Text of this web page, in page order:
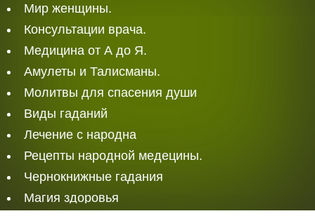
Мир женщины.
Консультации врача.
Медицина от А до Я.
Амулеты и Талисманы.
Молитвы для спасения души
Виды гаданий
Лечение с народна
Рецепты народной медецины.
Чернокнижные гадания
Магия здоровья